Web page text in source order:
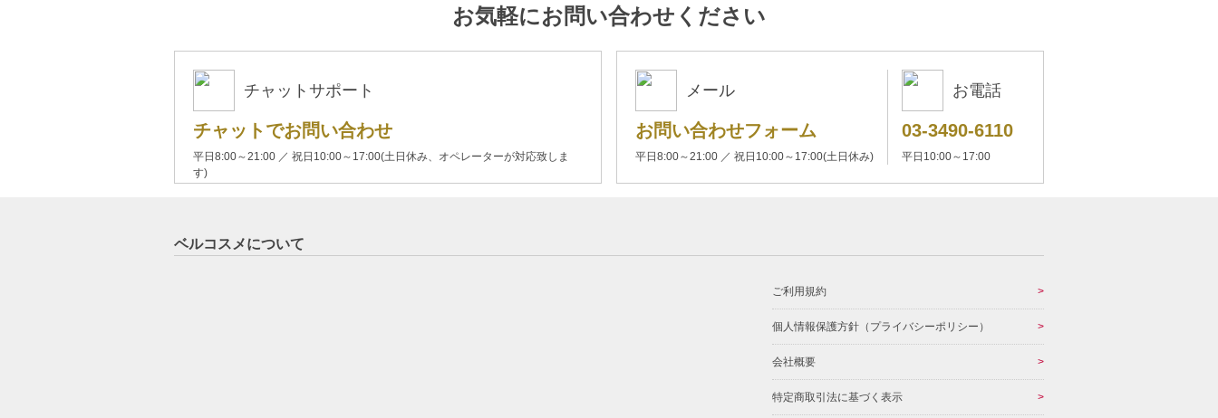
お気軽にお問い合わせください
チャットサポート
チャットでお問い合わせ
平日8:00～21:00 ／ 祝日10:00～17:00(土日休み、オペレーターが対応致しま
す)
メール
お問い合わせフォーム
平日8:00～21:00 ／ 祝日10:00～17:00(土日休み)
お電話
03-3490-6110
平日10:00～17:00
ベルコスメについて
ご利用規約
個人情報保護方針（プライバシーポリシー）
会社概要
特定商取引法に基づく表示